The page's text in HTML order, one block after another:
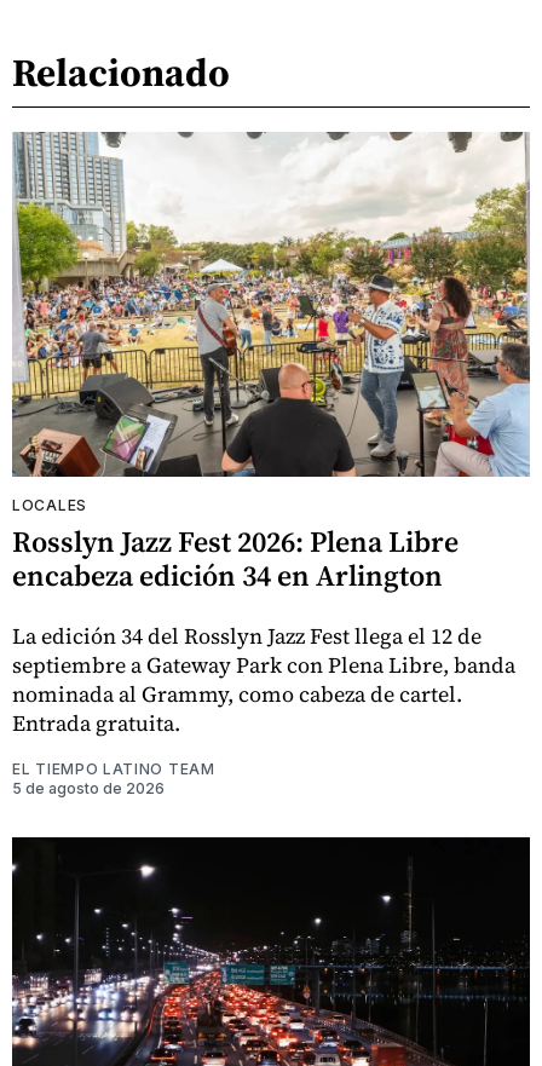
Relacionado
LOCALES
Rosslyn Jazz Fest 2026: Plena Libre
encabeza edición 34 en Arlington
La edición 34 del Rosslyn Jazz Fest llega el 12 de
septiembre a Gateway Park con Plena Libre, banda
nominada al Grammy, como cabeza de cartel.
Entrada gratuita.
EL TIEMPO LATINO TEAM
5 de agosto de 2026